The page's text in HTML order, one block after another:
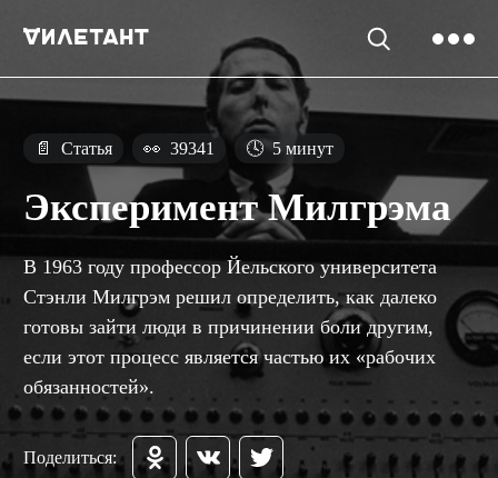
📄 Статья 👀 39341 🕓 5 минут
Эксперимент Милгрэма
В 1963 году профессор Йельского университета
Стэнли Милгрэм решил определить, как далеко
готовы зайти люди в причинении боли другим,
если этот процесс является частью их «рабочих
обязанностей».
Поделиться: